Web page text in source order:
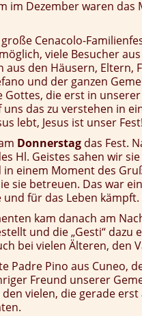
im Dezember waren
Cenacolo-
viele Besucher
den Häusern, Eltern,
und der ganzen
Gottes, die erst in
das zu verstehen in
lebt, Jesus ist unser
Donnerstag das Fest.
Hl. Geistes sahen wir
einem Moment des
sie betreuen. Das war
für das Leben
kam danach am
und die „Gesti“
bei vielen Älteren, den
Padre Pino aus Cuneo,
Freund unserer
vielen, die gerade